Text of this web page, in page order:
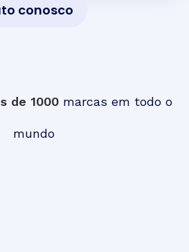
conosco
de 1000 marcas em todo o
mundo